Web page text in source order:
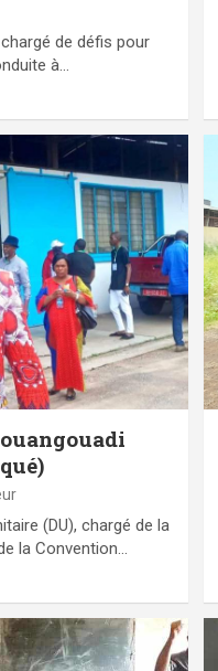
de défis pour
à…
(DU), chargé de la
la Convention…